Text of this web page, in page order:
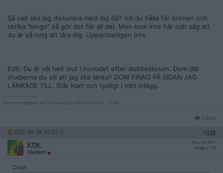
Så vad ska jag diskutera med dig då? Vill du hålla för öronen och
skrika "bingo" så gör det för all del. Men kom inte här och säg att
du är så ivrig att lära dig. Uppenbarligen inte.
Edit: Du är väl helt slut i huvudet efter dubbeldosen. Dom där
studierna du vill att jag ska länka? DOM FINNS PÅ SIDAN JAG
LÄNKADE TILL. Står klart och tydligt i mitt inlägg.
Senast redigerad av Tankevurpan 2021-08-27 kl. 23:29.
Citera
2021-08-28, 03:17 #138
KTM_
Medlem
Reg: Okt 2007
Inlägg: 2 715
Citat: